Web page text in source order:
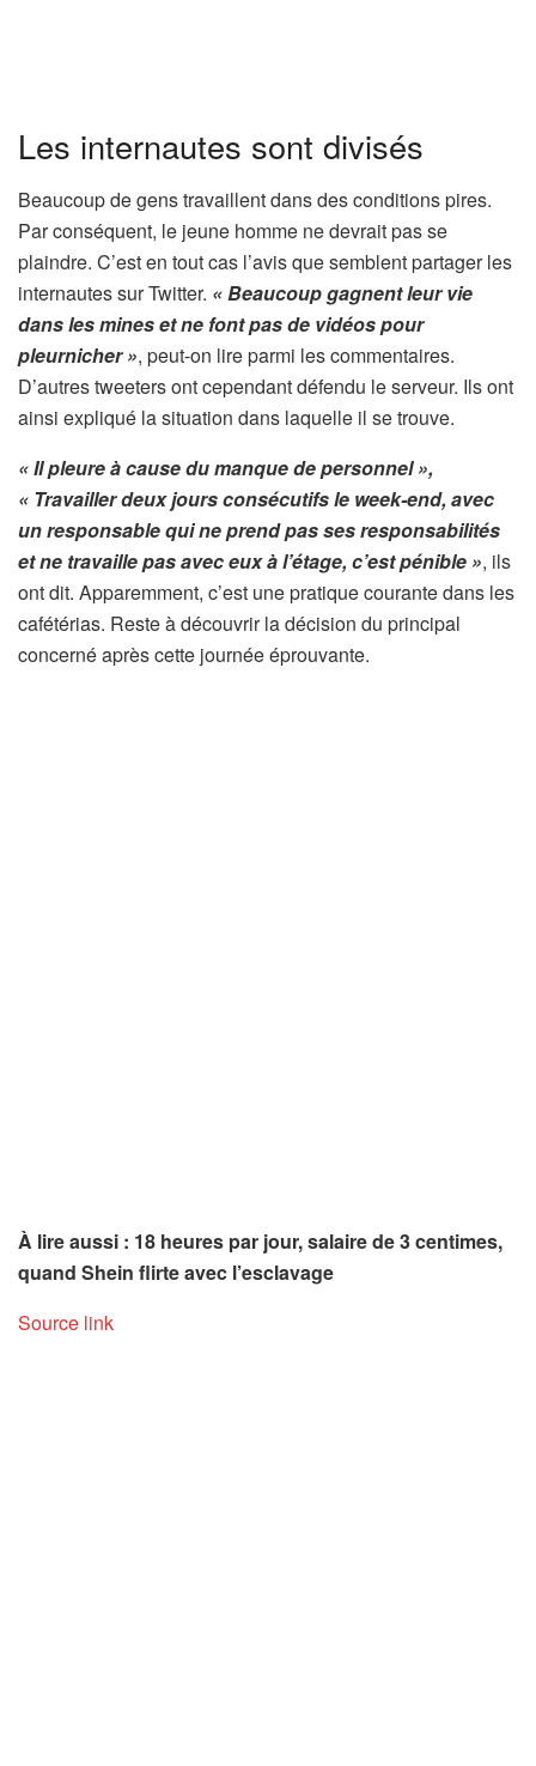
Les internautes sont divisés
Beaucoup de gens travaillent dans des conditions pires.
Par conséquent, le jeune homme ne devrait pas se
plaindre. C’est en tout cas l’avis que semblent partager les
internautes sur Twitter. « Beaucoup gagnent leur vie
dans les mines et ne font pas de vidéos pour
pleurnicher », peut-on lire parmi les commentaires.
D’autres tweeters ont cependant défendu le serveur. Ils ont
ainsi expliqué la situation dans laquelle il se trouve.
« Il pleure à cause du manque de personnel »,
« Travailler deux jours consécutifs le week-end, avec
un responsable qui ne prend pas ses responsabilités
et ne travaille pas avec eux à l’étage, c’est pénible », ils
ont dit. Apparemment, c’est une pratique courante dans les
cafétérias. Reste à découvrir la décision du principal
concerné après cette journée éprouvante.
À lire aussi : 18 heures par jour, salaire de 3 centimes,
quand Shein flirte avec l’esclavage
Source link